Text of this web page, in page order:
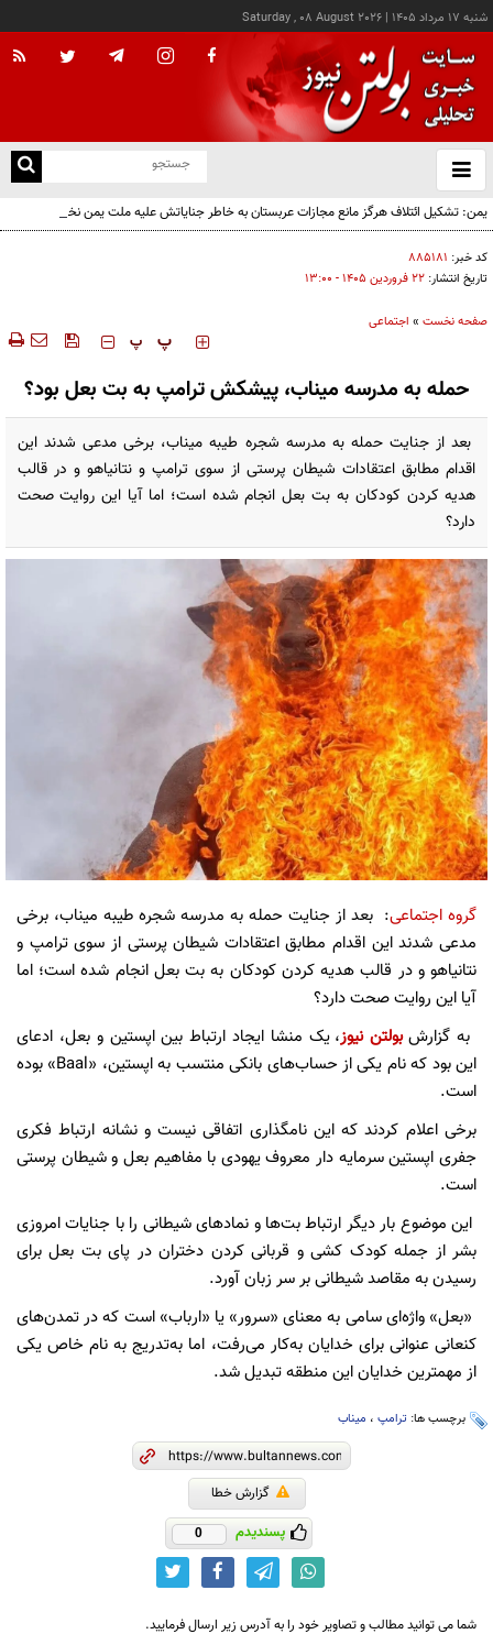
شنبه ۱۷ مرداد ۱۴۰۵ |
Saturday , 08 August 2026
باز
و
یمن: تشکیل ائتلاف هرگز مانع مجازات عربستان به خاطر جنایاتش علیه ملت یمن نخواهد شد
کد خبر: ۸۸۵۱۸۱
تاریخ انتشار: ۲۲ فروردين ۱۴۰۵ - ۱۳:۰۰
صفحه نخست » اجتماعی
‍‍‍ پ پ
حمله به مدرسه میناب، پیشکش ترامپ به بت بعل بود؟
بعد از جنایت حمله به مدرسه شجره طیبه میناب، برخی مدعی شدند این
اقدام مطابق اعتقادات شیطان پرستی از سوی ترامپ و نتانیاهو و در قالب
هدیه کردن کودکان به بت بعل انجام شده است؛ اما آیا این روایت صحت
دارد؟
گروه اجتماعی: بعد از جنایت حمله به مدرسه شجره طیبه میناب، برخی
مدعی شدند این اقدام مطابق اعتقادات شیطان پرستی از سوی ترامپ و
نتانیاهو و در قالب هدیه کردن کودکان به بت بعل انجام شده است؛ اما
آیا این روایت صحت دارد؟
به گزارشبولتن نیوز، یک منشا ایجاد ارتباط بین اپستین و بعل، ادعای
این بود که نام یکی از حساب‌های بانکی منتسب به اپستین، «Baal» بوده
است.
برخی اعلام کردند که این نامگذاری اتفاقی نیست و نشانه ارتباط فکری
جفری اپستین سرمایه دار معروف یهودی با مفاهیم بعل و شیطان پرستی
است.
این موضوع بار دیگر ارتباط بت‌ها و نمادهای شیطانی را با جنایات امروزی
بشر از جمله کودک کشی و قربانی کردن دختران در پای بت بعل برای
رسیدن به مقاصد شیطانی بر سر زبان آورد.
«بعل» واژه‌ای سامی به معنای «سرور» یا «ارباب» است که در تمدن‌های
کنعانی عنوانی برای خدایان به‌کار می‌رفت، اما به‌تدریج به نام خاص یکی
از مهمترین خدایان این منطقه تبدیل شد.
برچسب ها: ترامپ ، میناب
گزارش خطا
پسندیدم 0
شما می توانید مطالب و تصاویر خود را به آدرس زیر ارسال فرمایید.